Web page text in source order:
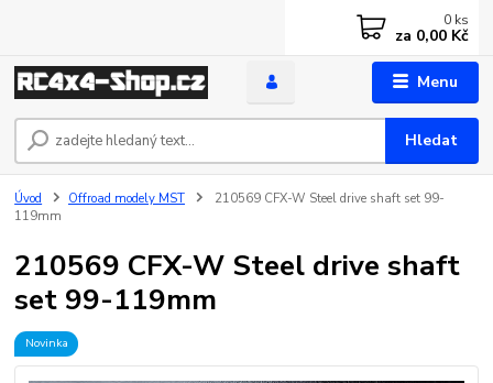
Menu
Hledat
0 ks
za 0,00 Kč
Úvod Offroad modely MST
210569 CFX-W Steel drive shaft set 99-
119mm
210569 CFX-W Steel drive shaft
set 99-119mm
Novinka